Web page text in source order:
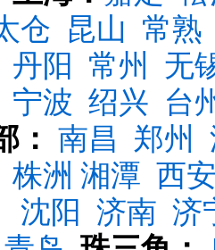
仓 昆山 常熟
丹阳 常州
无
宁波 绍兴 台
： 南昌 郑州
株洲 湘潭 西
沈阳 济南 济